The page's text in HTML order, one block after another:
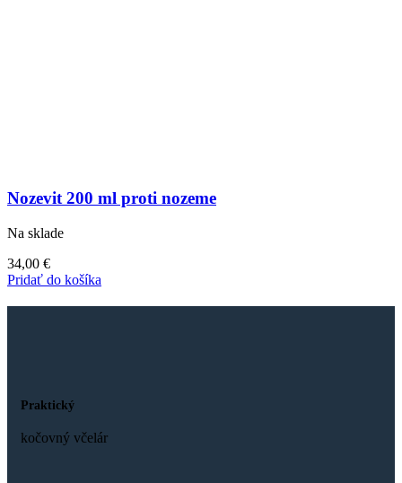
Nozevit 200 ml proti nozeme
Na sklade
34,00 €
Pridať do košíka
Praktický
kočovný včelár